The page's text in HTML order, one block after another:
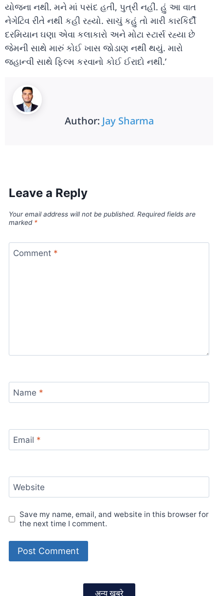
યોજના નથી. મને માં પસંદ હતી, પુત્રી નહીં. હું આ વાત
નેગેટિવ રીતે નથી કહી રહ્યો. સાચું કહું તો મારી કારકિર્દી
દરમિયાન ઘણા એવા કલાકારો અને મોટા સ્ટાર્સ રહ્યા છે
જેમની સાથે મારું કોઈ ખાસ જોડાણ નથી થયું. મારો
જ્હાન્વી સાથે ફિલ્મ કરવાનો કોઈ ઈરાદો નથી.’
Author: Jay Sharma
Leave a Reply
Your email address will not be published. Required fields are
marked *
Comment *
Name *
Email *
Website
Save my name, email, and website in this browser for
the next time I comment.
अन्य खबरे